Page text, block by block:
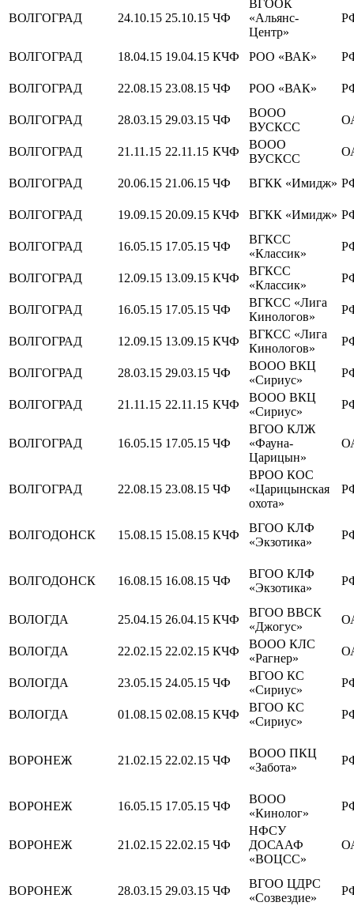
ВОЛГОГРАД 24.10.15 25.10.15 ЧФ
ВГООК
«Альянс-
Центр»
ВОЛГОГРАД 18.04.15 19.04.15 КЧФ РОО «ВАК»
ВОЛГОГРАД 22.08.15 23.08.15 ЧФ РОО «ВАК»
ВОЛГОГРАД 28.03.15 29.03.15 ЧФ
ВООО
ВУСКСС
ВОЛГОГРАД 21.11.15 22.11.15 КЧФ
ВООО
ВУСКСС
ВОЛГОГРАД 20.06.15 21.06.15 ЧФ ВГКК «Имидж»
ВОЛГОГРАД 19.09.15 20.09.15 КЧФ ВГКК «Имидж»
ВОЛГОГРАД 16.05.15 17.05.15 ЧФ
ВГКСС
«Классик»
ВОЛГОГРАД 12.09.15 13.09.15 КЧФ
ВГКСС
«Классик»
ВОЛГОГРАД 16.05.15 17.05.15 ЧФ
ВГКСС «Лига
Кинологов»
ВОЛГОГРАД 12.09.15 13.09.15 КЧФ
ВГКСС «Лига
Кинологов»
ВОЛГОГРАД 28.03.15 29.03.15 ЧФ
ВООО ВКЦ
«Сириус»
ВОЛГОГРАД 21.11.15 22.11.15 КЧФ
ВООО ВКЦ
«Сириус»
ВОЛГОГРАД 16.05.15 17.05.15 ЧФ
ВГОО КЛЖ
«Фауна-
Царицын»
ВОЛГОГРАД 22.08.15 23.08.15 ЧФ
ВРОО КОС
«Царицынская
охота»
ВОЛГОДОНСК 15.08.15 15.08.15 КЧФ
ВГОО КЛФ
«Экзотика»
ВОЛГОДОНСК 16.08.15 16.08.15 ЧФ
ВГОО КЛФ
«Экзотика»
ВОЛОГДА 25.04.15 26.04.15 КЧФ
ВГОО ВВСК
«Джогус»
ВОЛОГДА 22.02.15 22.02.15 КЧФ
ВООО КЛС
«Рагнер»
ВОЛОГДА 23.05.15 24.05.15 ЧФ
ВГОО КС
«Сириус»
ВОЛОГДА 01.08.15 02.08.15 КЧФ
ВГОО КС
«Сириус»
ВОРОНЕЖ 21.02.15 22.02.15 ЧФ
ВООО ПКЦ
«Забота»
ВОРОНЕЖ 16.05.15 17.05.15 ЧФ
ВООО
«Кинолог»
ВОРОНЕЖ 21.02.15 22.02.15 ЧФ
НФСУ
ДОСААФ
«ВОЦСС»
ВОРОНЕЖ 28.03.15 29.03.15 ЧФ
ВГОО ЦДРС
«Созвездие»